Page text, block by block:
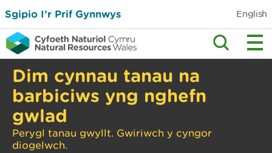
Sgipio I’r Prif Gynnwys English
Dim cynnau tanau na
barbiciws yng nghefn
gwlad
Perygl tanau gwyllt. Gwiriwch y cyngor
diogelwch.